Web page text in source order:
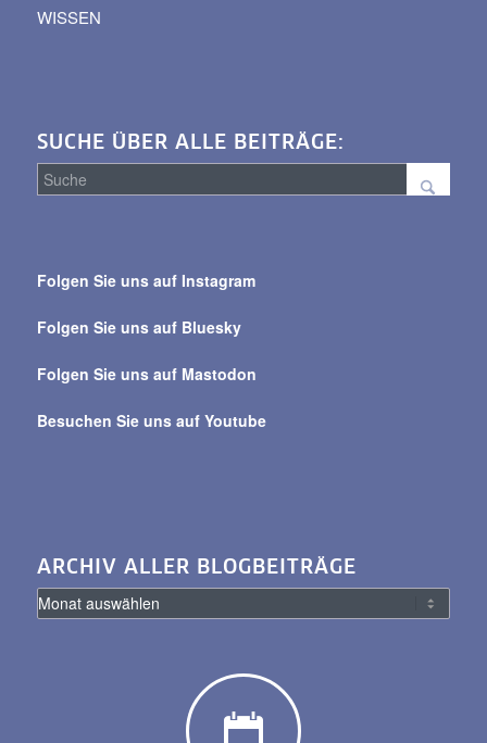
WISSEN
SUCHE ÜBER ALLE BEITRÄGE:
alle
Folgen Sie uns auf Instagram
Folgen Sie uns auf Bluesky
Folgen Sie uns auf Mastodon
Besuchen Sie uns auf Youtube
ARCHIV ALLER BLOGBEITRÄGE